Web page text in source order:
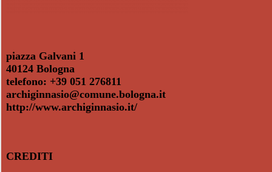
piazza Galvani 1
40124 Bologna
telefono: +39 051 276811
archiginnasio@comune.bologna.it
http://www.archiginnasio.it/
CREDITI